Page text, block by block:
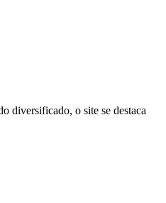
diversificado, o site se destaca